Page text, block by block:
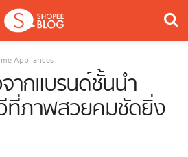
Appliances
ากแบรนด์ชั้นนำ
ที่ภาพสวยคมชัดยิ่ง